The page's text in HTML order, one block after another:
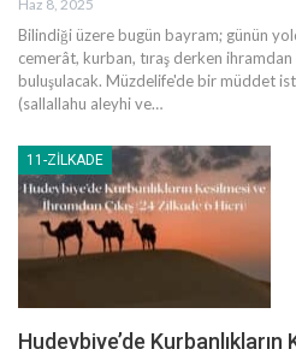
Haz 8, 2025
Bilindiği üzere bugün bayram; günün
cemerât, kurban, tıraş derken ihramdan
buluşulacak. Müzdelife'de bir müddet
(sallallahu aleyhi ve…
11-ZILKADE
Hudeybiye’de